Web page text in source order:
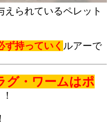
えられているペレット
ず持っていく ルアーで
グ・ワームはポ